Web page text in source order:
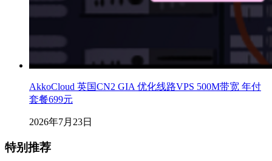
AkkoCloud 英国CN2 GIA 优化线路VPS 500M带宽 年付
套餐699元
2026年7月23日
特别推荐